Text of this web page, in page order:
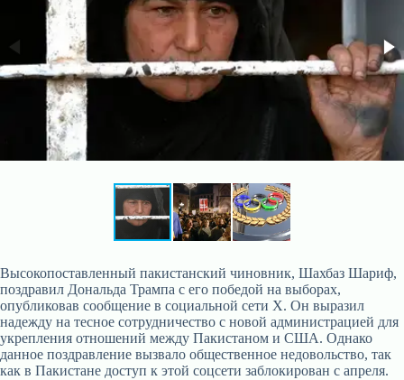
Высокопоставленный пакистанский чиновник, Шахбаз Шариф,
поздравил Дональда Трампа с его победой на выборах,
опубликовав сообщение в социальной сети X. Он выразил
надежду на тесное сотрудничество с новой администрацией для
укрепления отношений между Пакистаном и США. Однако
данное поздравление вызвало общественное недовольство, так
как в Пакистане доступ к этой соцсети заблокирован с апреля.